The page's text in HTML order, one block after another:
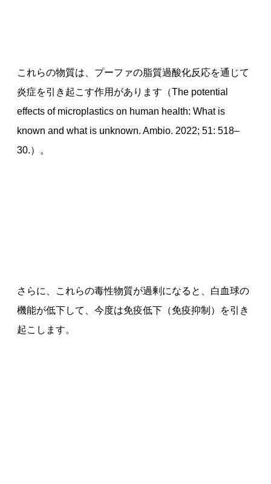
これらの物質は、プーファの脂質過酸化反応を通じて
炎症を引き起こす作用があります（The potential
effects of microplastics on human health: What is
known and what is unknown. Ambio. 2022; 51: 518–
30.）。
さらに、これらの毒性物質が過剰になると、白血球の
機能が低下して、今度は免疫低下（免疫抑制）を引き
起こします。